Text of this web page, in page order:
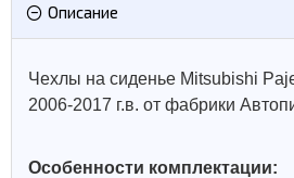
Описание
Чехлы на сиденье Mitsubishi
2006-2017 г.в. от фабрики
Особенности комплектации: